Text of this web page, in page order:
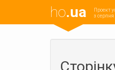
ho.ua
Проект
з